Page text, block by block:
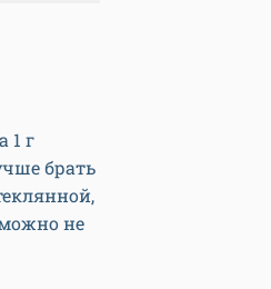
1 г
брать
не